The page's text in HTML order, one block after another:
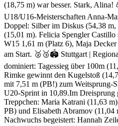
(18,75 m) war besser. Stark,
U18/U16-Meisterschaften Anna-
Doppel: Silber im Diskus (54,38
(15,01 m). Felicia Spengler
W15 1,61 m (Platz 6), Maja
am Start. 🥈🥉🏟️ Stuttgart |
dominiert: Tagessieg über 100m
Rimke gewinnt den Kugelstoß
mit 7,51 m (PB!) zum Weitsprung-
U20-Sprint in 10,89.Im
Treppchen: Maria Katrani (11,63
PB) und Elisabeth Abramov
Nachwuchs begeistert: Hannah